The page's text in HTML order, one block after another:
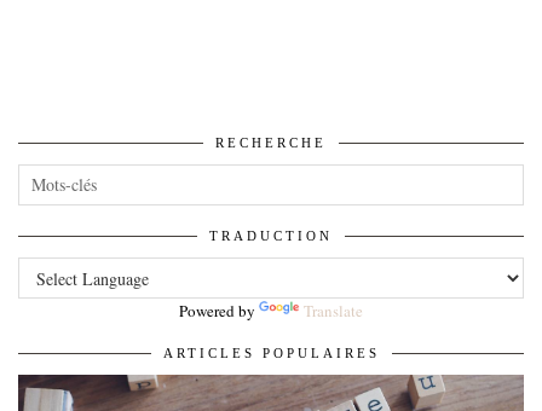
RECHERCHE
TRADUCTION
Powered by Translate
ARTICLES POPULAIRES